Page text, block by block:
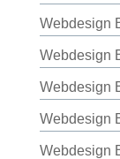
Webdesign
Webdesign
Webdesign
Webdesign
Webdesign